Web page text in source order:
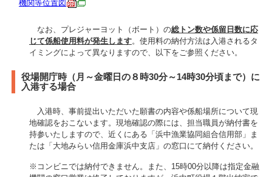
機関等位置図
なお、プレジャーヨット（ボート）の総トン数や係留日数に応
じて係船使用料が発生します。使用料の納付方法は入港されるタ
イミングによって異なりますので、以下をご参照ください。
役場開庁時（月～金曜日の８時30分～14時30分頃まで）に
入港する場合
入港時、事前提出いただいた願書の内容や係船場所について現
地確認をおこないます。現地確認の際には、担当職員が納付書を
持参いたしますので、近くにある「浜中漁業協同組合信用部」ま
たは「大地みらい信用金庫浜中支店」の窓口にて納付ください。
※コンビニでは納付できません。また、15時00分以降は指定金融